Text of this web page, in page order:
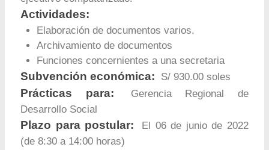
Actividades:
Elaboración de documentos varios.
Archivamiento de documentos
Funciones concernientes a una secretaria
Subvención económica: S/ 930.00 soles
Prácticas para:
Gerencia Regional de
Desarrollo Social
Plazo para postular:
El 06 de junio de 2022
(de 8:30 a 14:00 horas)